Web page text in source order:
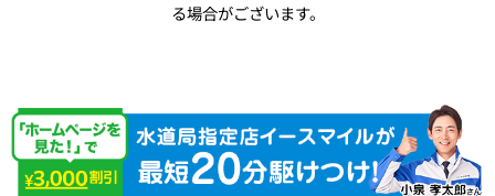
る場合がございます。